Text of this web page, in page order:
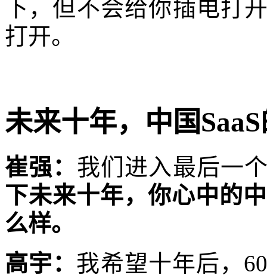
下，但不会给你插电打
打开。
未来十年，中国
崔强： 我们进入最后一
下未来十年，你心中的
么样。
高宇： 我希望十年后，